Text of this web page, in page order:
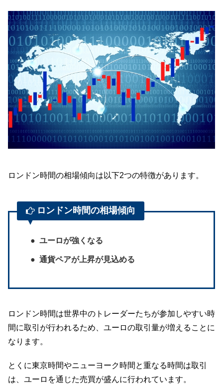
ロンドン時間の相場傾向は以下2つの特徴があります。
ロンドン時間の相場傾向
ユーロが強くなる
通貨ペアが上昇が見込める
ロンドン時間は世界中のトレーダーたちが参加しやすい時
間に取引が行われるため、ユーロの取引量が増えることに
なります。
とくに東京時間やニューヨーク時間と重なる時間は取引
は、ユーロを通じた売買が盛んに行われています。